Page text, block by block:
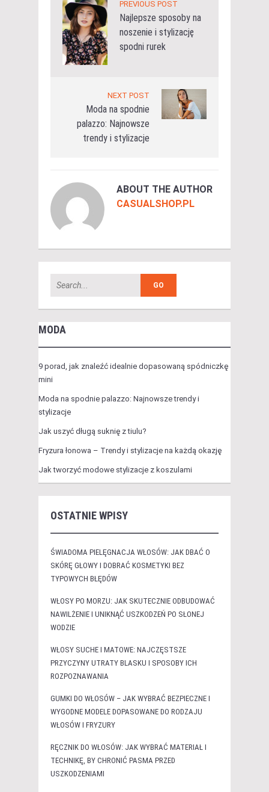
PREVIOUS POST
Najlepsze sposoby na
noszenie i stylizację
spodni rurek
NEXT POST
Moda na spodnie
palazzo: Najnowsze
trendy i stylizacje
ABOUT THE AUTHOR
CASUALSHOP.PL
MODA
9 porad, jak znaleźć idealnie dopasowaną spódniczkę
mini
Moda na spodnie palazzo: Najnowsze trendy i
stylizacje
Jak uszyć długą suknię z tiulu?
Fryzura łonowa – Trendy i stylizacje na każdą okazję
Jak tworzyć modowe stylizacje z koszulami
OSTATNIE WPISY
ŚWIADOMA PIELĘGNACJA WŁOSÓW: JAK DBAĆ O
SKÓRĘ GŁOWY I DOBRAĆ KOSMETYKI BEZ
TYPOWYCH BŁĘDÓW
WŁOSY PO MORZU: JAK SKUTECZNIE ODBUDOWAĆ
NAWILŻENIE I UNIKNĄĆ USZKODZEŃ PO SŁONEJ
WODZIE
WŁOSY SUCHE I MATOWE: NAJCZĘSTSZE
PRZYCZYNY UTRATY BLASKU I SPOSOBY ICH
ROZPOZNAWANIA
GUMKI DO WŁOSÓW – JAK WYBRAĆ BEZPIECZNE I
WYGODNE MODELE DOPASOWANE DO RODZAJU
WŁOSÓW I FRYZURY
RĘCZNIK DO WŁOSÓW: JAK WYBRAĆ MATERIAŁ I
TECHNIKĘ, BY CHRONIĆ PASMA PRZED
USZKODZENIAMI